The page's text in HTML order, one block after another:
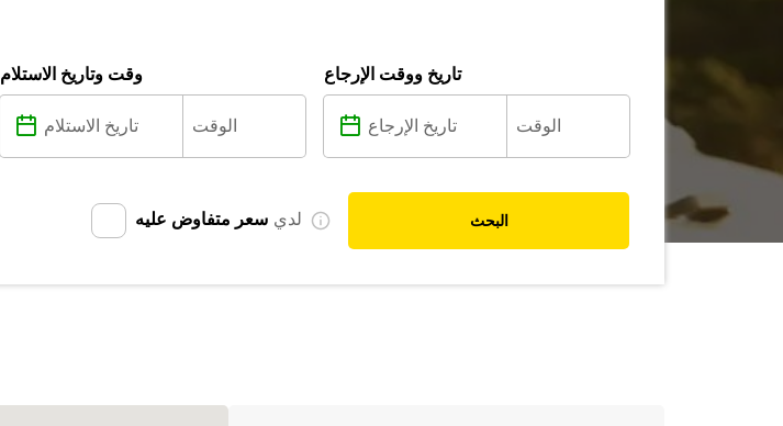
وقت وتاريخ الاستلام تاريخ ووقت الإرجاع
لدي سعر متفاوض عليه البحث